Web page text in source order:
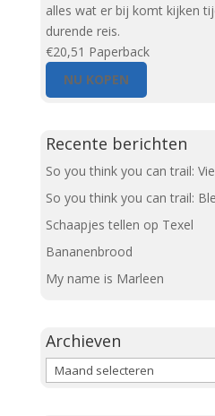
alles wat er bij komt kijken
durende reis.
€20,51 Paperback
NU KOPEN
Recente berichten
So you think you can trail:
So you think you can trail:
Schaapjes tellen op Texel
Bananenbrood
My name is Marleen
Archieven
Archieven